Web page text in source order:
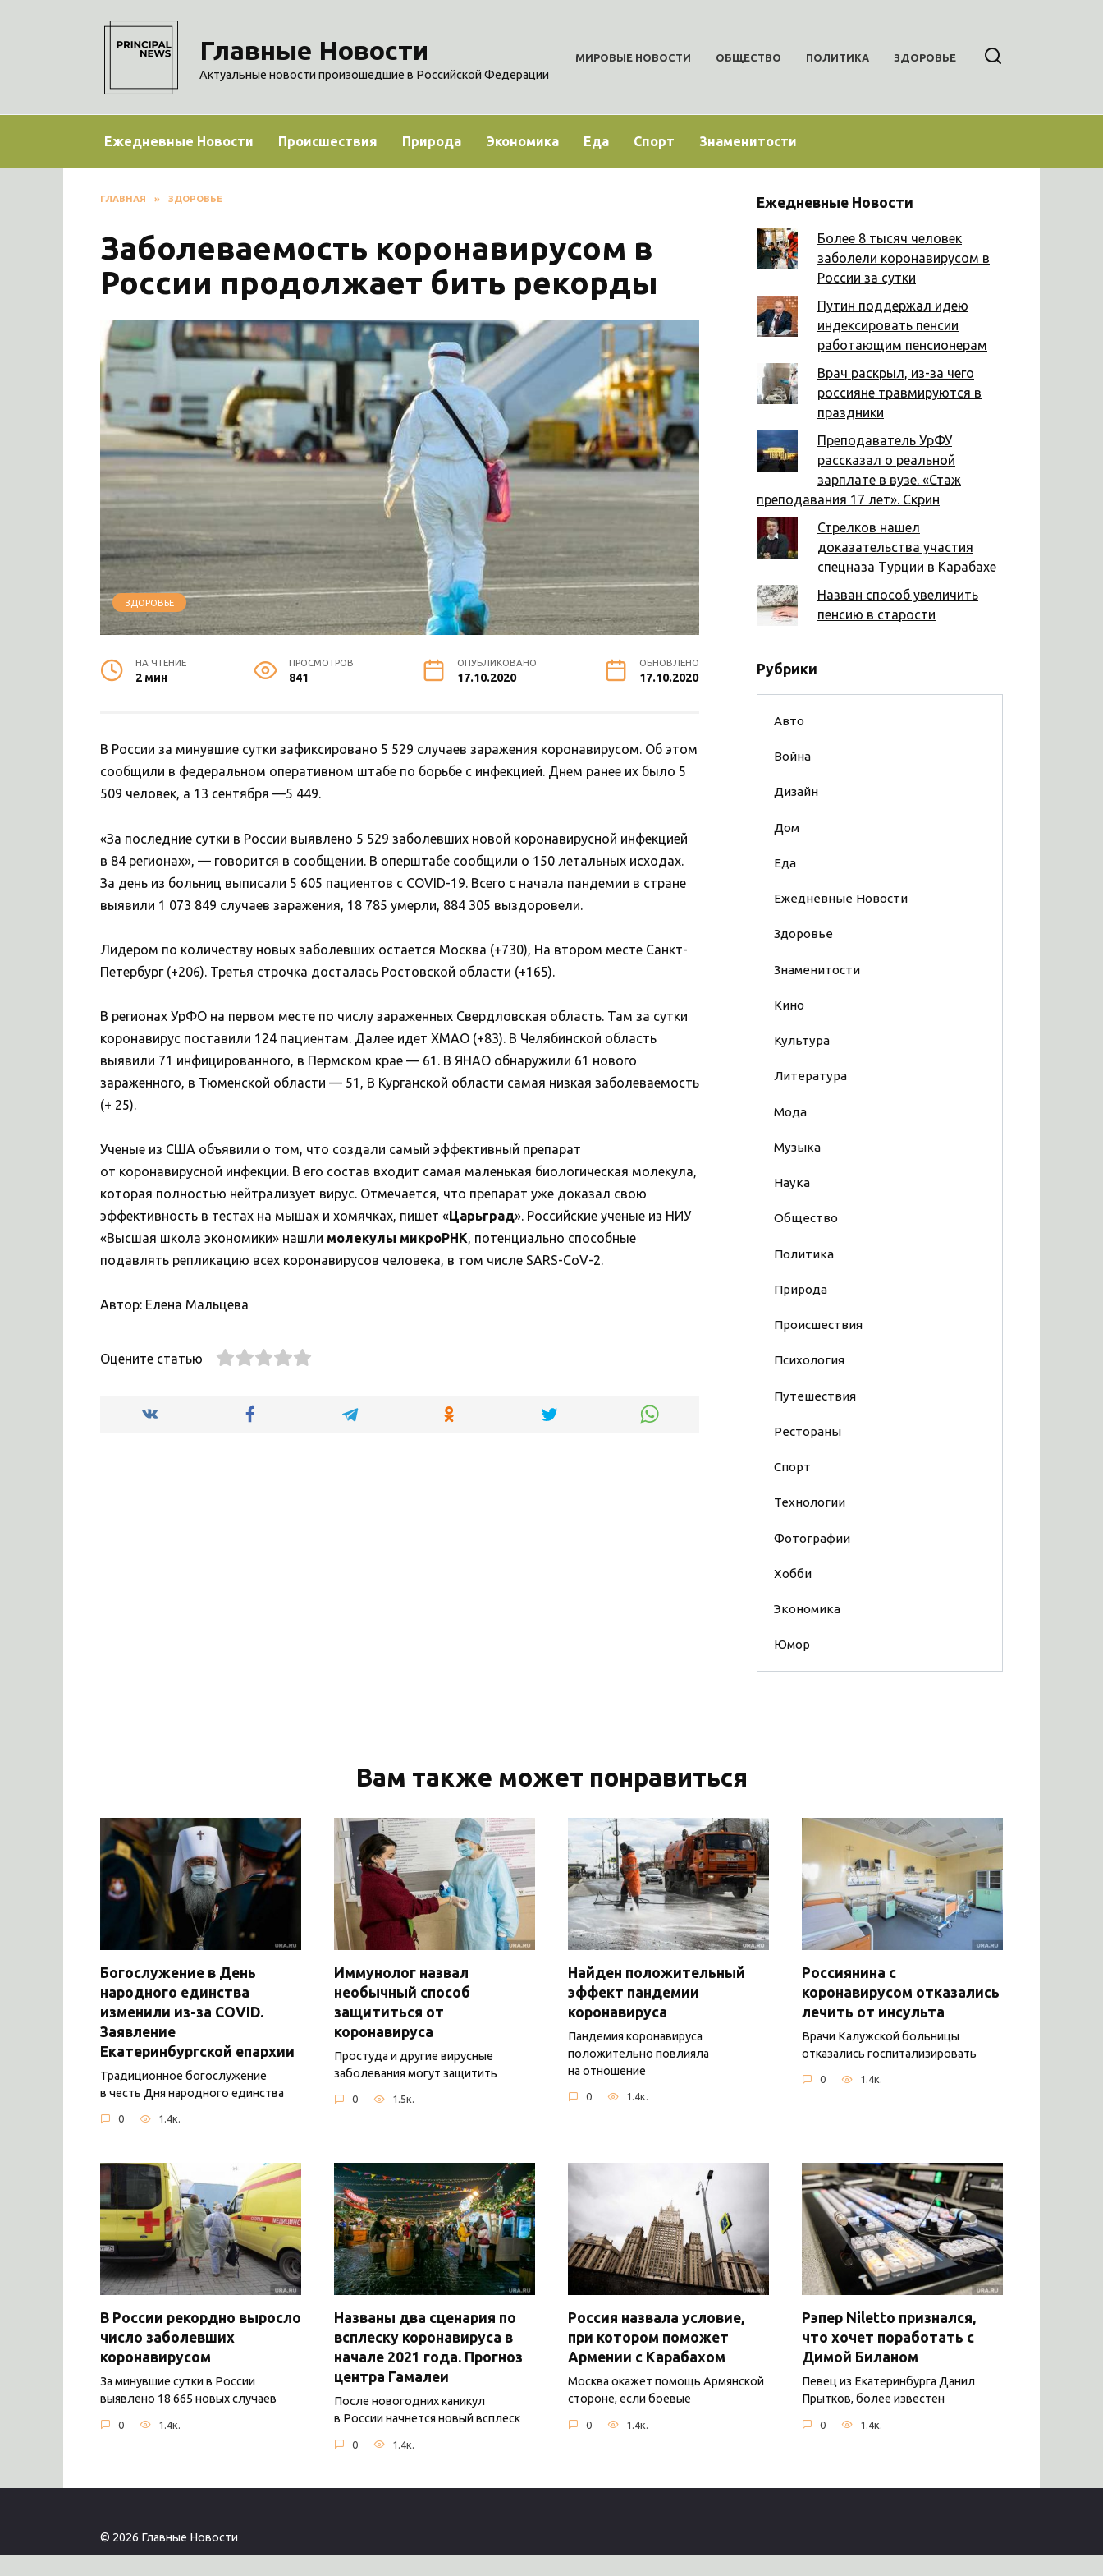
Главные Новости
Актуальные новости произошедшие в Российской Федерации
МИРОВЫЕ НОВОСТИ ОБЩЕСТВО ПОЛИТИКА ЗДОРОВЬЕ
Ежедневные Новости Происшествия Природа Экономика Еда Спорт Знаменитости
ГЛАВНАЯ » ЗДОРОВЬЕ
Заболеваемость коронавирусом в
России продолжает бить рекорды
ЗДОРОВЬЕ
НА ЧТЕНИЕ
2 мин
ПРОСМОТРОВ
841
ОПУБЛИКОВАНО
17.10.2020
ОБНОВЛЕНО
17.10.2020
В России за минувшие сутки зафиксировано 5 529 случаев заражения коронавирусом. Об этом
сообщили в федеральном оперативном штабе по борьбе с инфекцией. Днем ранее их было 5
509 человек, а 13 сентября —5 449.
«За последние сутки в России выявлено 5 529 заболевших новой коронавирусной инфекцией
в 84 регионах», — говорится в сообщении. В оперштабе сообщили о 150 летальных исходах.
За день из больниц выписали 5 605 пациентов с COVID-19. Всего с начала пандемии в стране
выявили 1 073 849 случаев заражения, 18 785 умерли, 884 305 выздоровели.
Лидером по количеству новых заболевших остается Москва (+730), На втором месте Санкт-
Петербург (+206). Третья строчка досталась Ростовской области (+165).
В регионах УрФО на первом месте по числу зараженных Свердловская область. Там за сутки
коронавирус поставили 124 пациентам. Далее идет ХМАО (+83). В Челябинской область
выявили 71 инфицированного, в Пермском крае — 61. В ЯНАО обнаружили 61 нового
зараженного, в Тюменской области — 51, В Курганской области самая низкая заболеваемость
(+ 25).
Ученые из США объявили о том, что создали самый эффективный препарат
от коронавирусной инфекции. В его состав входит самая маленькая биологическая молекула,
которая полностью нейтрализует вирус. Отмечается, что препарат уже доказал свою
эффективность в тестах на мышах и хомячках, пишет «Царьград». Российские ученые из НИУ
«Высшая школа экономики» нашли молекулы микроРНК, потенциально способные
подавлять репликацию всех коронавирусов человека, в том числе SARS-CoV-2.
Автор: Елена Мальцева
Оцените статью
Ежедневные Новости
Более 8 тысяч человек
заболели коронавирусом в
России за сутки
Путин поддержал идею
индексировать пенсии
работающим пенсионерам
Врач раскрыл, из-за чего
россияне травмируются в
праздники
Преподаватель УрФУ
рассказал о реальной
зарплате в вузе. «Стаж
преподавания 17 лет». Скрин
Стрелков нашел
доказательства участия
спецназа Турции в Карабахе
Назван способ увеличить
пенсию в старости
Рубрики
Авто
Война
Дизайн
Дом
Еда
Ежедневные Новости
Здоровье
Знаменитости
Кино
Культура
Литература
Мода
Музыка
Наука
Общество
Политика
Природа
Происшествия
Психология
Путешествия
Рестораны
Спорт
Технологии
Фотографии
Хобби
Экономика
Юмор
Вам также может понравиться
Богослужение в День
народного единства
изменили из-за COVID.
Заявление
Екатеринбургской епархии
Традиционное богослужение
в честь Дня народного единства
0 1.4к.
Иммунолог назвал
необычный способ
защититься от
коронавируса
Простуда и другие вирусные
заболевания могут защитить
0 1.5к.
Найден положительный
эффект пандемии
коронавируса
Пандемия коронавируса
положительно повлияла
на отношение
0 1.4к.
Россиянина с
коронавирусом отказались
лечить от инсульта
Врачи Калужской больницы
отказались госпитализировать
0 1.4к.
В России рекордно выросло
число заболевших
коронавирусом
За минувшие сутки в России
выявлено 18 665 новых случаев
0 1.4к.
Названы два сценария по
всплеску коронавируса в
начале 2021 года. Прогноз
центра Гамалеи
После новогодних каникул
в России начнется новый всплеск
0 1.4к.
Россия назвала условие,
при котором поможет
Армении с Карабахом
Москва окажет помощь Армянской
стороне, если боевые
0 1.4к.
Рэпер Niletto признался,
что хочет поработать с
Димой Биланом
Певец из Екатеринбурга Данил
Прытков, более известен
0 1.4к.
© 2026 Главные Новости